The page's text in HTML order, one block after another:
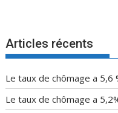
Articles récents
Le taux de chômage a 5,6
Le taux de chômage a